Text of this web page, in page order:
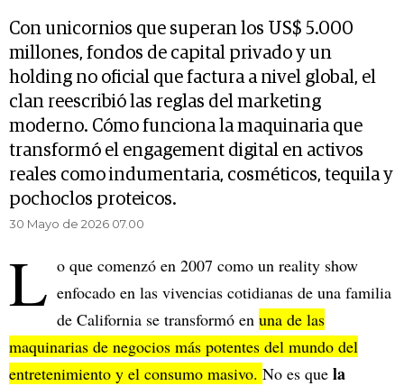
Con unicornios que superan los US$ 5.000
millones, fondos de capital privado y un
holding no oficial que factura a nivel global, el
clan reescribió las reglas del marketing
moderno. Cómo funciona la maquinaria que
transformó el engagement digital en activos
reales como indumentaria, cosméticos, tequila y
pochoclos proteicos.
30 Mayo de 2026 07.00
L o que comenzó en 2007 como un reality show
enfocado en las vivencias cotidianas de una familia
de California se transformó en una de las
maquinarias de negocios más potentes del mundo del
entretenimiento y el consumo masivo. No es que la